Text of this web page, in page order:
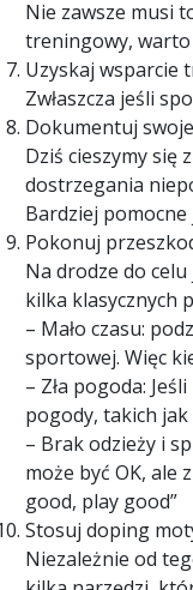
Nie zawsze musi
treningowy, warto
Uzyskaj wsparcie
Zwłaszcza jeśli
Dokumentuj
Dziś cieszymy się
dostrzegania
Bardziej
Pokonuj
Na drodze do
kilka klasycznych
– Mało czasu:
sportowej. Więc
– Zła pogoda:
pogody, takich
– Brak odzieży i
może być OK, ale
good, play good”
Stosuj doping
Niezależnie od